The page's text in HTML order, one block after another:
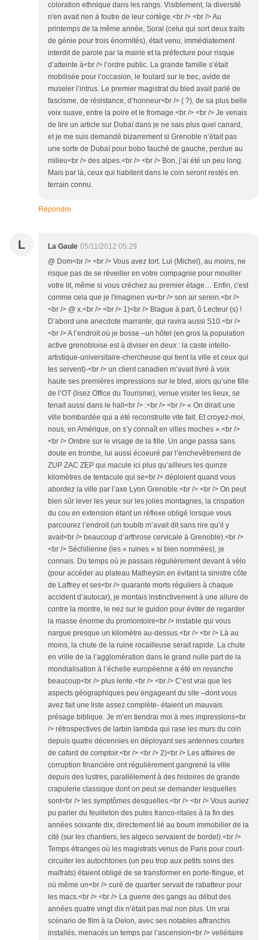
coloration ethnique dans les rangs. Visiblement, la diversité
n'en avait rien à foutre de leur cortège.<br /> <br /> Au
printemps de la même année, Soral (celui qui sort deux traits
de génie pour trois énormités), était venu, immédiatement
interdit de parole par la mairie et la préfecture pour risque
d’atteinte à<br /> l’ordre public. La grande famille s’était
mobilisée pour l’occasion, le foulard sur le bec, avide de
museler l’intrus. Le premier magistrat du bled avait parlé de
fascisme, de résistance, d’honneur<br /> ( ?), de sa plus belle
voix suave, entre la poire et le fromage.<br /> <br /> Je venais
de lire un article sur Dubaï dans je ne sais plus quel canard,
et je me suis demandé bizarrement si Grenoble n’était pas
une sorte de Dubaï pour bobo fauché de gauche, perdue au
milieu<br /> des alpes.<br /> <br /> Bon, j’ai été un peu long.
Mais par là, ceux qui habitent dans le coin seront restés en
terrain connu.
Répondre
L La Gaule 05/11/2012 05:29
@ Dom<br /> <br /> Vous avez tort. Lui (Michel), au moins, ne
risque pas de se réveiller en votre compagnie pour mouiller
votre lit, même si vous créchez au premier étage… Enfin, c'est
comme cela que je l'imaginen vu<br /> son air serein.<br />
<br /> @ x.<br /> <br /> 1)<br /> Blague à part, ô Lecteur (s) !
D’abord une anecdote marrante, qui ravira aussi S10.<br />
<br /> A l’endroit où je bosse –un hôtel (en gros la population
active grenobloise est à diviser en deux : la caste intello-
artistique-universitaire-chercheuse qui tient la ville et ceux qui
les servent)-<br /> un client canadien m’avait livré à voix
haute ses premières impressions sur le bled, alors qu’une fille
de l’OT (lisez Office du Tourisme), venue visiter les lieux, se
tenait aussi dans le hall<br /> :<br /> <br /> « On dirait une
ville bombardée qui a été reconstruite vite fait. Et croyez-moi,
nous, en Amérique, on s’y connaît en villes moches ».<br />
<br /> Ombre sur le visage de la fille. Un ange passa sans
doute en trombe, lui aussi écoeuré par l’enchevêtrement de
ZUP ZAC ZEP qui macule ici plus qu’ailleurs les quinze
kilomètres de tentacule qui se<br /> déploient quand vous
abordez la ville par l’axe Lyon Grenoble.<br /> <br /> On peut
bien sûr lever les yeux sur les jolies montagnes, la crispation
du cou en extension étant un réflexe obligé lorsque vous
parcourez l’endroit (un toubib m’avait dit sans rire qu’il y
avait<br /> beaucoup d’arthrose cervicale à Grenoble).<br />
<br /> Séchilienne (les « ruines » si bien nommées), je
connais. Du temps où je passais régulièrement devant à vélo
(pour accéder au plateau Matheysin en évitant la sinistre côte
de Laffrey et ses<br /> quarante morts réguliers à chaque
accident d’autocar), je montais instinctivement à une allure de
contre la montre, le nez sur le guidon pour éviter de regarder
la masse énorme du promontoire<br /> instable qui vous
nargue presque un kilomètre au-dessus.<br /> <br /> Là au
moins, la chute de la ruine rocailleuse serait rapide. La chute
en vrille de la l’agglomération dans le grand nulle part de la
mondialisation à l’échelle européenne a été en revanche
beaucoup<br /> plus lente.<br /> <br /> C’est vrai que les
aspects géographiques peu engageant du site –dont vous
avez fait une liste assez complète- étaient un mauvais
présage biblique. Je m’en tiendrai moi à mes impressions<br
/> rétrospectives de larbin lambda qui rase les murs du coin
depuis quatre décennies en déployant ses antennes courtes
de cafard de comptoir.<br /> <br /> 2)<br /> Les affaires de
corruption financière ont régulièrement gangrené la ville
depuis des lustres, parallèlement à des histoires de grande
crapulerie classique dont on peut se demander lesquelles
sont<br /> les symptômes desquelles.<br /> <br /> Vous auriez
pu parler du feuilleton des putes franco-ritales à la fin des
années soixante dix, directement lié au boum immobilier de la
cité (sur les chantiers, les algeco servaient de bordel).<br />
Temps étranges où les magistrats venus de Paris pour court-
circuiter les autochtones (un peu trop aux petits soins des
malfrats) étaient obligé de se transformer en porte-flingue, et
où même un<br /> curé de quartier servait de rabatteur pour
les macs.<br /> <br /> La guerre des gangs au début des
années quatre vingt dix n’était pas mal non plus. Un vrai
scénario de film à la Delon, avec ses notables affranchis
installés, menacés un temps par l’ascension<br /> velléitaire